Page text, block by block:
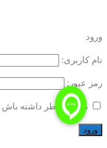
ورود
نام کاربری:
رمز عبور:
مرا به خاطر داشته باش